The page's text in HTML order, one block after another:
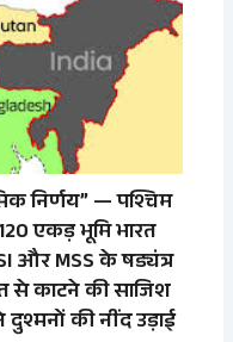
निर्णय” — पश्चिम
एकड़ भूमि भारत
और MSS के षड्यंत्र
से काटने की साजिश
की नींद उड़ाई